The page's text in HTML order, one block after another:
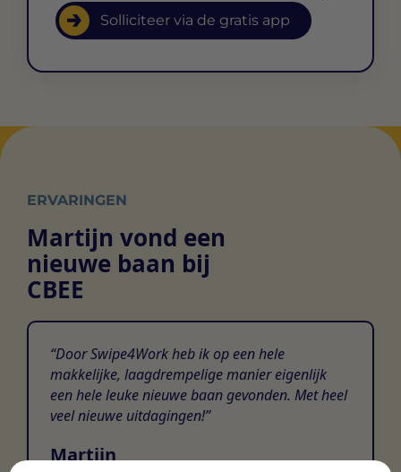
Solliciteer via de gratis app
ERVARINGEN
Martijn vond een
nieuwe baan bij
CBEE
Door Swipe4Work heb ik op een hele
makkelijke, laagdrempelige manier eigenlijk
een hele leuke nieuwe baan gevonden. Met heel
veel nieuwe uitdagingen!
Martijn